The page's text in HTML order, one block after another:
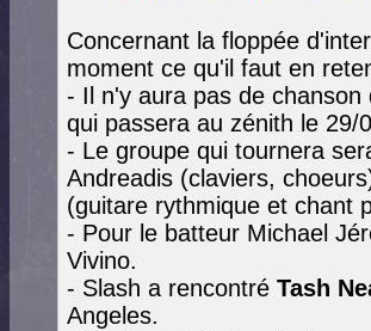
Concernant la floppée
moment ce qu'il faut en
- Il n'y aura pas de
qui passera au zénith le 29/
- Le groupe qui tournera
Andreadis (claviers,
(guitare rythmique et chant
- Pour le batteur Michael
Vivino.
- Slash a rencontré Tash
Angeles.